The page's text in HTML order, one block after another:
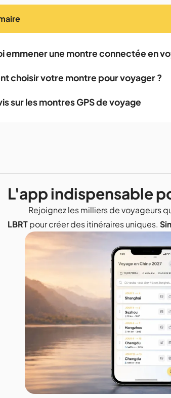
emmener une montre connectée en
choisir votre montre pour voyager ?
sur les montres GPS de voyage
L'app indispensable
Rejoignez les milliers de voyageurs
LBRTpour créer des itinéraires uniques.